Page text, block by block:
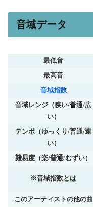
音域データ
最低音
最高音
音域指数
音域レンジ（狭い/普通/広
い）
テンポ（ゆっくり/普通/速
い）
難易度（楽/普通/むずい）
※音域指数とは
このアーティストの他の曲